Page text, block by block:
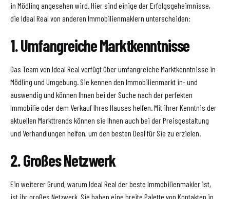
in Mödling angesehen wird. Hier sind einige der Erfolgsgeheimnisse,
die Ideal Real von anderen Immobilienmaklern unterscheiden:
1. Umfangreiche Marktkenntnisse
Das Team von Ideal Real verfügt über umfangreiche Marktkenntnisse in
Mödling und Umgebung. Sie kennen den Immobilienmarkt in- und
auswendig und können Ihnen bei der Suche nach der perfekten
Immobilie oder dem Verkauf Ihres Hauses helfen. Mit ihrer Kenntnis der
aktuellen Markttrends können sie Ihnen auch bei der Preisgestaltung
und Verhandlungen helfen, um den besten Deal für Sie zu erzielen.
2. Großes Netzwerk
Ein weiterer Grund, warum Ideal Real der beste Immobilienmakler ist,
ist ihr großes Netzwerk. Sie haben eine breite Palette von Kontakten in